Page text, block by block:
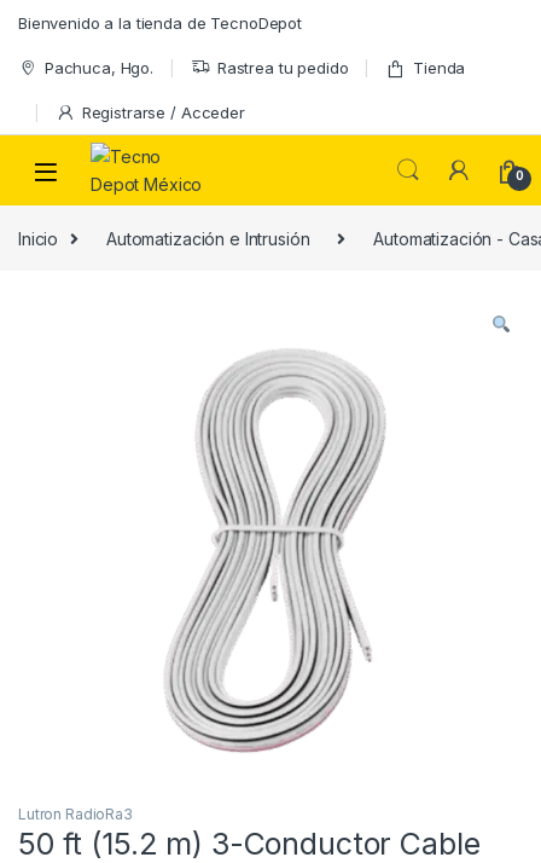
Bienvenido a la tienda de TecnoDepot
Pachuca, Hgo. Rastrea tu pedido Tienda
Registrarse / Acceder
0
Inicio Automatización e Intrusión Automatización -
Lutron RadioRa3
50 ft (15.2 m) 3-Conductor Cable